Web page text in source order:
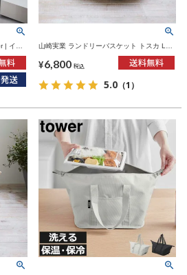
| イン
山崎実業 ランドリーバスケット トスカ L
¥6,800 税込
5.0 （1）